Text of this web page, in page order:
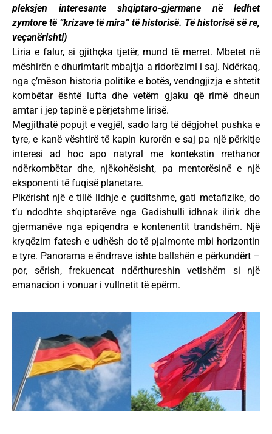
pleksjen interesante shqiptaro-gjermane në ledhet
zymtore të “krizave të mira” të historisë. Të historisë së re,
veçanërisht!)
Liria e falur, si gjithçka tjetër, mund të merret. Mbetet në
mëshirën e dhurimtarit mbajtja a ridorëzimi i saj. Ndërkaq,
nga ç’mëson historia politike e botës, vendngjizja e shtetit
kombëtar është lufta dhe vetëm gjaku që rimë dheun
amtar i jep tapinë e përjetshme lirisë.
Megjithatë popujt e vegjël, sado larg të dëgjohet pushka e
tyre, e kanë vështirë të kapin kurorën e saj pa një përkitje
interesi ad hoc apo natyral me kontekstin rrethanor
ndërkombëtar dhe, njëkohësisht, pa mentorësinë e një
eksponenti të fuqisë planetare.
Pikërisht një e tillë lidhje e çuditshme, gati metafizike, do
t’u ndodhte shqiptarëve nga Gadishulli idhnak ilirik dhe
gjermanëve nga epiqendra e kontenentit trandshëm. Një
kryqëzim fatesh e udhësh do të pjalmonte mbi horizontin
e tyre. Panorama e ëndrrave ishte ballshën e përkundërt –
por, sërish, frekuencat ndërthureshin vetishëm si një
emanacion i vonuar i vullnetit të epërm.